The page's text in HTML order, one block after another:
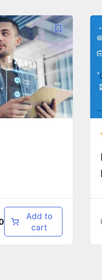
Add to
cart